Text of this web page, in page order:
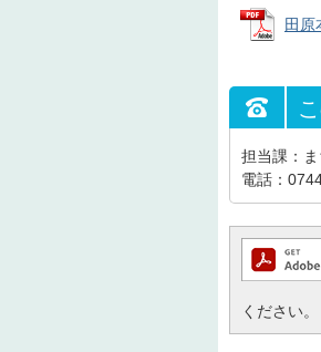
田原
担当課：
電話：
ください。